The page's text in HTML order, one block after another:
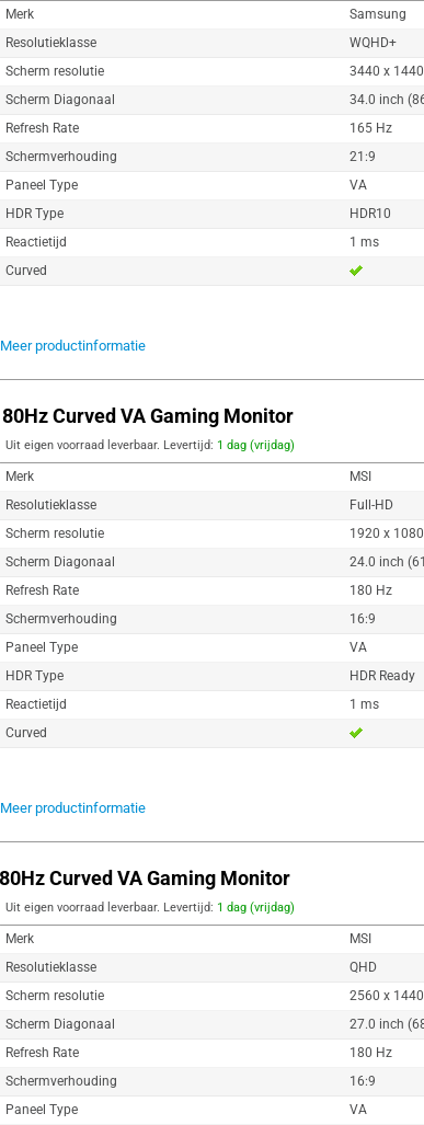
Merk
Samsung
Resolutieklasse
WQHD+
Scherm resolutie
3440 x
Scherm Diagonaal
34.0 inch
Refresh Rate
165 Hz
Schermverhouding
21:9
Paneel Type
VA
HDR Type
HDR10
Reactietijd
1 ms
Curved
Meer productinformatie
Curved VA Gaming Monitor
Uit eigen voorraad leverbaar. Levertijd: 1 dag (vrijdag)
Merk
MSI
Resolutieklasse
Full-HD
Scherm resolutie
1920 x
Scherm Diagonaal
24.0 inch
Refresh Rate
180 Hz
Schermverhouding
16:9
Paneel Type
VA
HDR Type
HDR Ready
Reactietijd
1 ms
Curved
Meer productinformatie
Curved VA Gaming Monitor
Uit eigen voorraad leverbaar. Levertijd: 1 dag (vrijdag)
Merk
MSI
Resolutieklasse
QHD
Scherm resolutie
2560 x
Scherm Diagonaal
27.0 inch
Refresh Rate
180 Hz
Schermverhouding
16:9
Paneel Type
VA